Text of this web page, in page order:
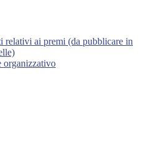
relativi ai premi (da pubblicare in
organizzativo